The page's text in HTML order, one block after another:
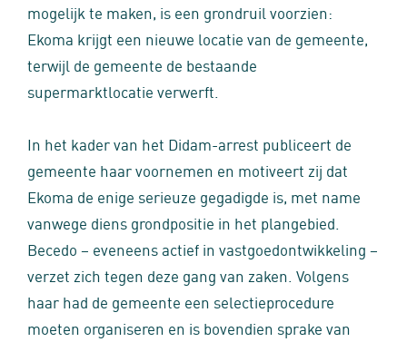
mogelijk te maken, is een grondruil voorzien:
Ekoma krijgt een nieuwe locatie van de gemeente,
terwijl de gemeente de bestaande
supermarktlocatie verwerft.
In het kader van het Didam-arrest publiceert de
gemeente haar voornemen en motiveert zij dat
Ekoma de enige serieuze gegadigde is, met name
vanwege diens grondpositie in het plangebied.
Becedo – eveneens actief in vastgoedontwikkeling –
verzet zich tegen deze gang van zaken. Volgens
haar had de gemeente een selectieprocedure
moeten organiseren en is bovendien sprake van